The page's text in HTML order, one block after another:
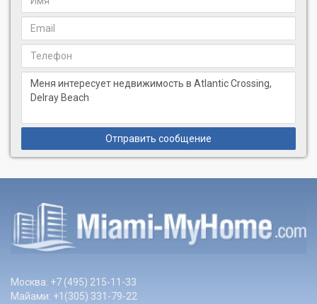
Отправить сообщение
Москва: +7 (495) 215-11-33
Майами: +1(305) 331-79-22